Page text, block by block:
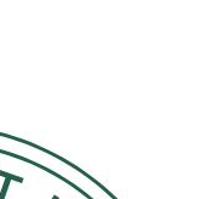
GLYCERIN,